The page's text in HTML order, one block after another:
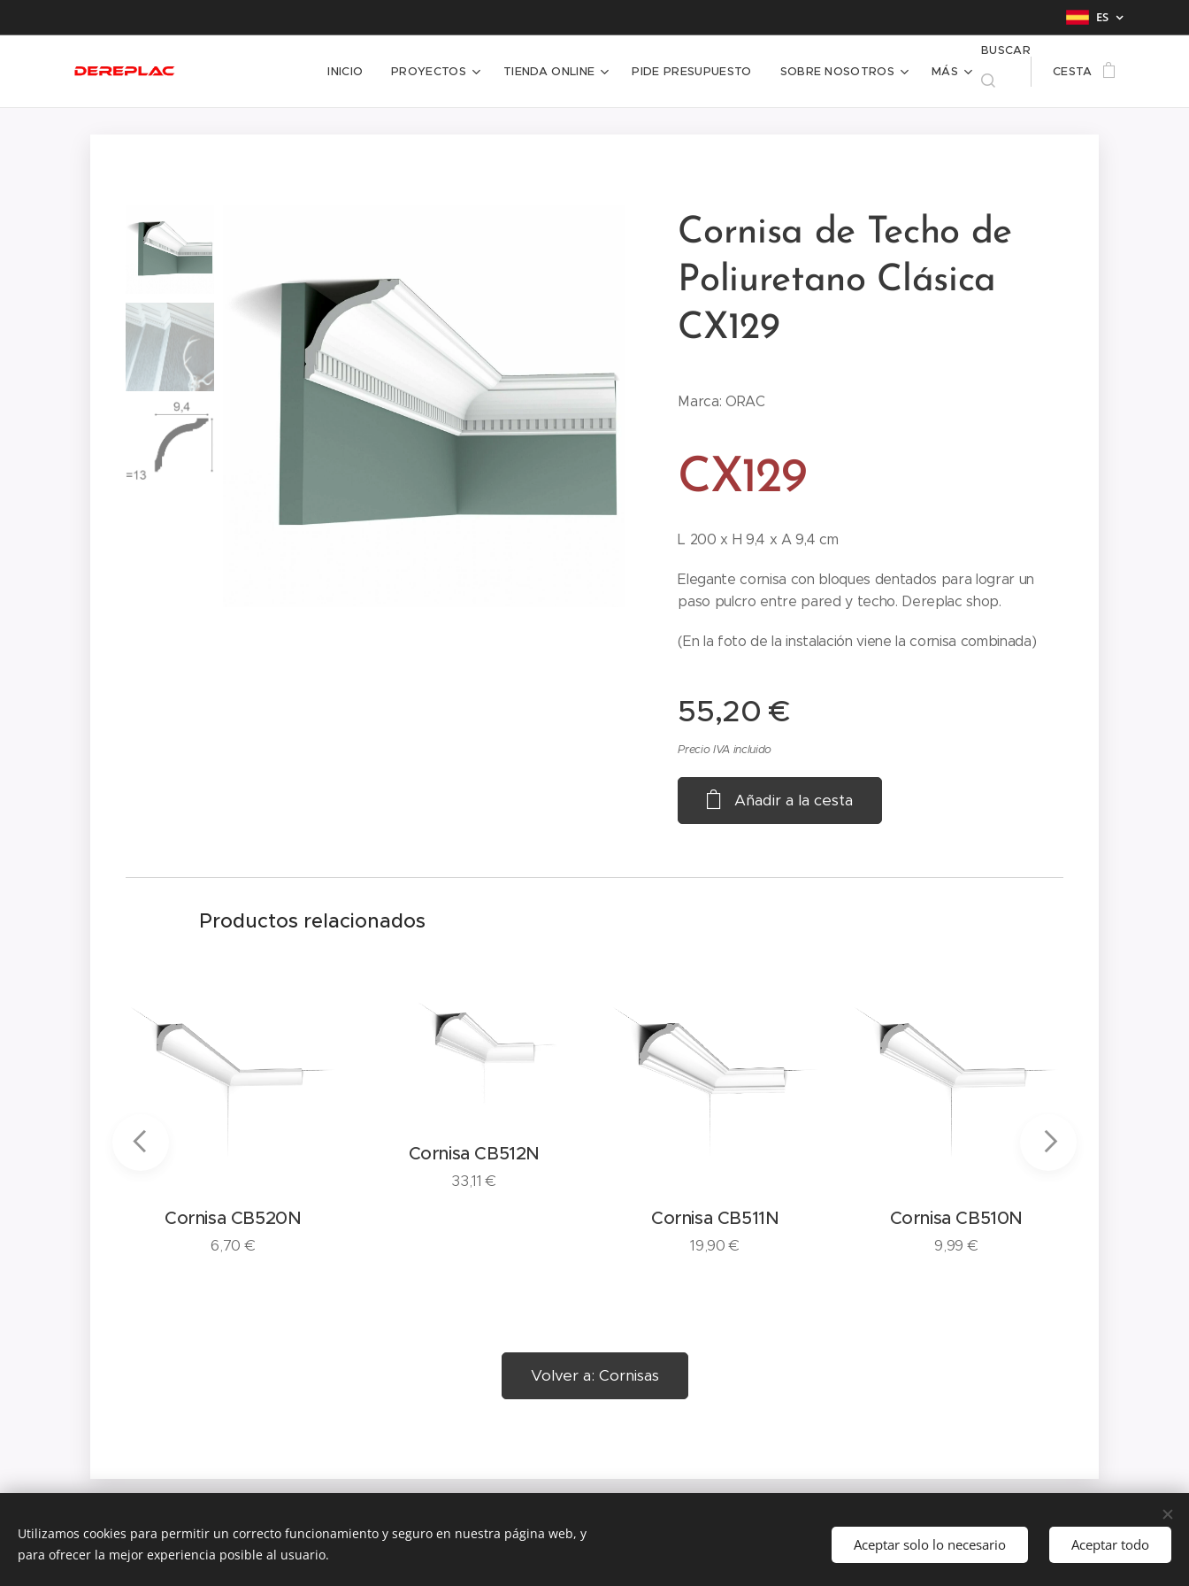
ES
INICIO PROYECTOS TIENDA ONLINE PIDE PRESUPUESTO SOBRE NOSOTROS MÁS
BUSCAR
CESTA
Cornisa de Techo de
Poliuretano Clásica
CX129
Marca: ORAC
CX129
L 200 x H 9,4 x A 9,4 cm
Elegante cornisa con bloques dentados para lograr un
paso pulcro entre pared y techo. Dereplac shop.
(En la foto de la instalación viene la cornisa combinada)
55,20 €
Precio IVA incluido
Añadir a la cesta
Productos relacionados
Cornisa CB520N
6,70 €
Cornisa CB512N
33,11 €
Cornisa CB511N
19,90€
Cornisa CB510N
9,99 €
Volver a: Cornisas
© 2026 DEREPLAC SERVICES
La satisfacción del trabajo bien hecho
Español
Català
Utilizamos cookies para permitir un correcto funcionamiento y seguro en nuestra página web, y
para ofrecer la mejor experiencia posible al usuario.
Aceptar solo lo necesario Aceptar todo